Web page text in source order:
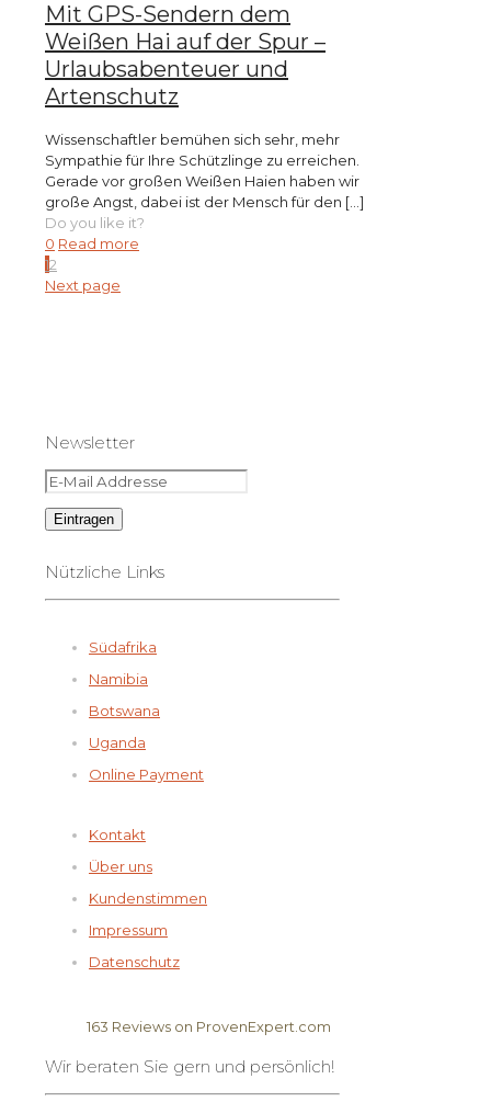
Mit GPS-Sendern dem
Weißen Hai auf der Spur –
Urlaubsabenteuer und
Artenschutz
Wissenschaftler bemühen sich sehr, mehr
Sympathie für Ihre Schützlinge zu erreichen.
Gerade vor großen Weißen Haien haben wir
große Angst, dabei ist der Mensch für den […]
Do you like it?
0 Read more
12
Next page
Newsletter
Nützliche Links
Südafrika
Namibia
Botswana
Uganda
Online Payment
Kontakt
Über uns
Kundenstimmen
Impressum
Datenschutz
Elela Africa
163 Reviews on ProvenExpert.com
Wir beraten Sie gern und persönlich!